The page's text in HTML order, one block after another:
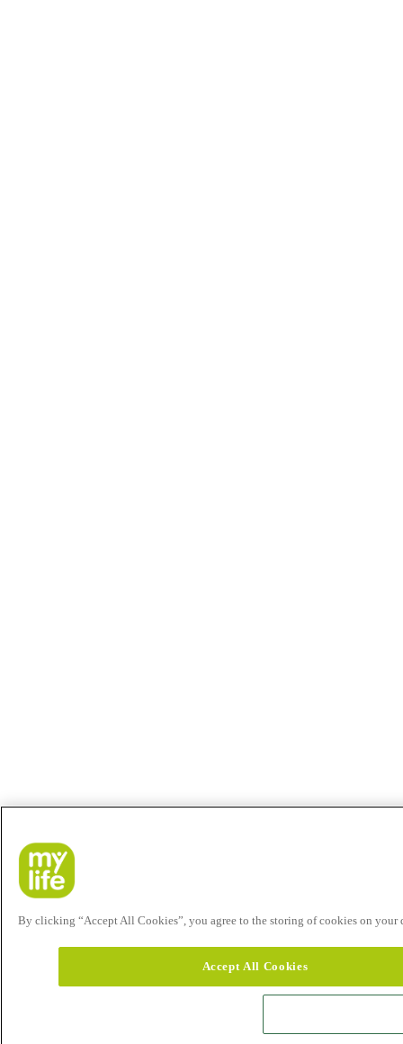
By clicking “Accept All Cookies”, you agree to the storing of cookies on your
Accept All Cookies